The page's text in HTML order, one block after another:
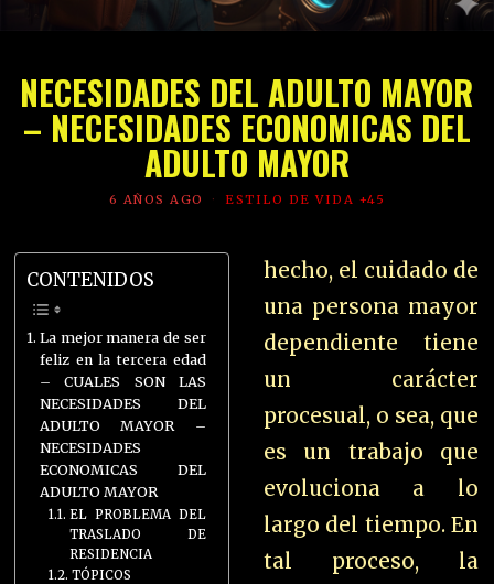
NECESIDADES DEL ADULTO MAYOR
– NECESIDADES ECONOMICAS DEL
ADULTO MAYOR
6 AÑOS AGO ESTILO DE VIDA +45
CONTENIDOS
La mejor manera de ser
feliz en la tercera edad
– CUALES SON LAS
NECESIDADES DEL
ADULTO MAYOR –
NECESIDADES
ECONOMICAS DEL
ADULTO MAYOR
EL PROBLEMA DEL
TRASLADO DE
RESIDENCIA
TÓPICOS
hecho, el cuidado de
una persona mayor
dependiente tiene
un carácter
procesual, o sea, que
es un trabajo que
evoluciona a lo
largo del tiempo. En
tal proceso, la